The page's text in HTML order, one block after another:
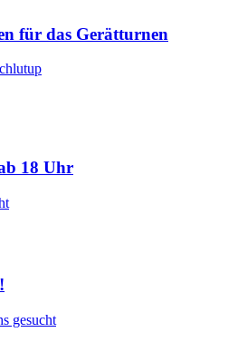
für das Gerätturnen
18 Uhr